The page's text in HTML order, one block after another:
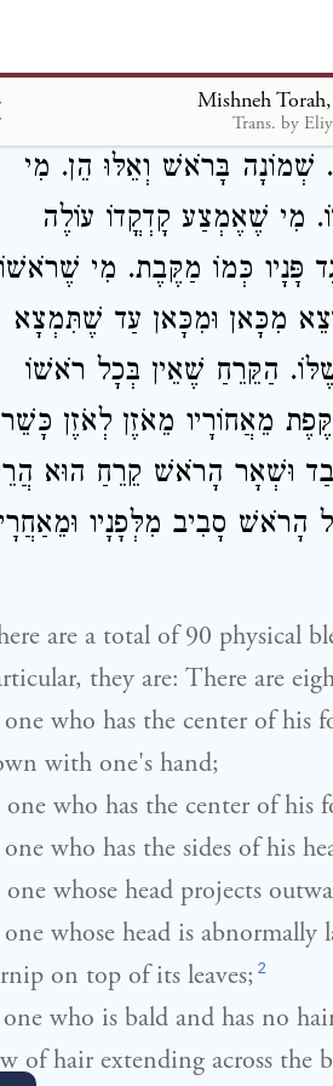
Mishneh
Trans. by
שְׁמוֹנָה בָּרֹאשׁ וְאֵלּוּ הֵן. מִי
מִי שֶׁאֶמְצַע קָדְקֳדוֹ עוֹלֶה
פָּנָיו כְּמוֹ מַקֶּבֶת. מִי שֶׁרֹאשׁוֹ
מִכָּאן וּמִכָּאן עַד שֶׁתִּמְצָא
הַקֵּרֵחַ שֶׁאֵין בְּכָל רֹאשׁוֹ
מֵאֲחוֹרָיו מֵאֹזֶן לְאֹזֶן
וּשְׁאָר הָרֹאשׁ קֵרֵחַ הוּא
סָבִיב מִלְּפָנָיו
are a total of 90 physical
they are: There are
who has the center of his
with one's hand;
one who has the center of his
who has the sides of his
one whose head projects
whose head is
on top of its leaves; 2
who is bald and has no
of hair extending across the